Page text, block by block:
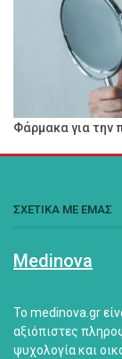
Φάρμακα για την
ΣΧΕΤΙΚΑ ΜΕ ΕΜΑΣ
Medinova
Το medinova.gr
αξιόπιστες
ψυχολογία και